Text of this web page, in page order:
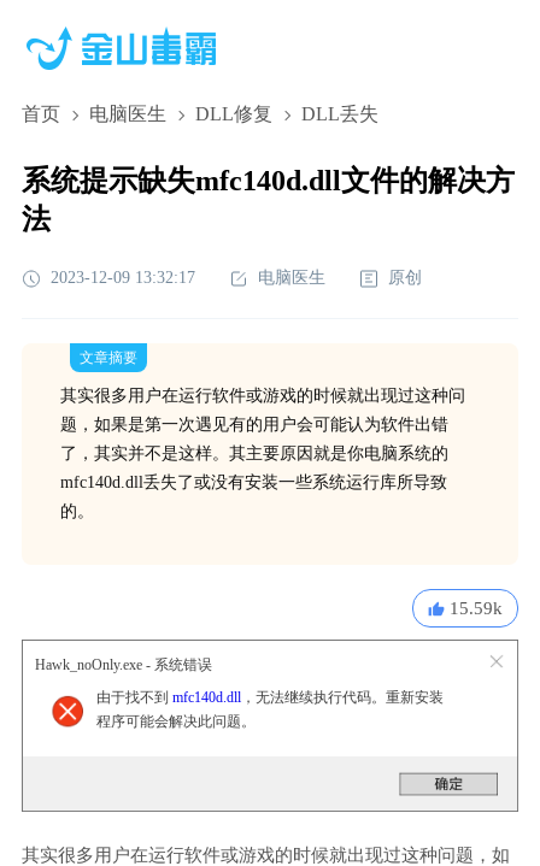
首页 电脑医生 DLL修复 DLL丢失
系统提示缺失mfc140d.dll文件的解决方
法
2023-12-09 13:32:17 电脑医生 原创
文章摘要
其实很多用户在运行软件或游戏的时候就出现过这种问
题，如果是第一次遇见有的用户会可能认为软件出错
了，其实并不是这样。其主要原因就是你电脑系统的
mfc140d.dll丢失了或没有安装一些系统运行库所导致
的。
15.59k
Hawk_noOnly.exe - 系统错误
由于找不到 mfc140d.dll，无法继续执行代码。重新安装
程序可能会解决此问题。
其实很多用户在运行软件或游戏的时候就出现过这种问题，如